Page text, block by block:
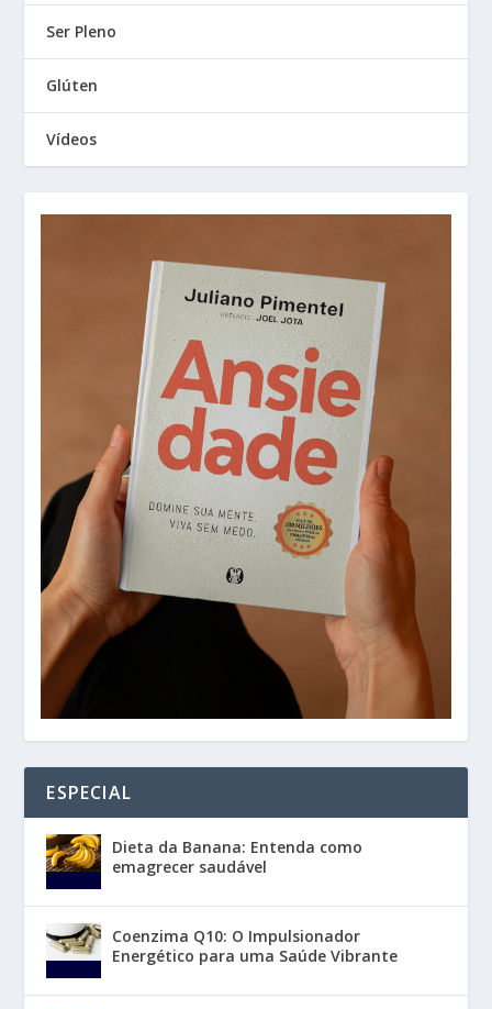
Ser Pleno
Glúten
Vídeos
ESPECIAL
Dieta da Banana: Entenda como
emagrecer saudável
Coenzima Q10: O Impulsionador
Energético para uma Saúde Vibrante